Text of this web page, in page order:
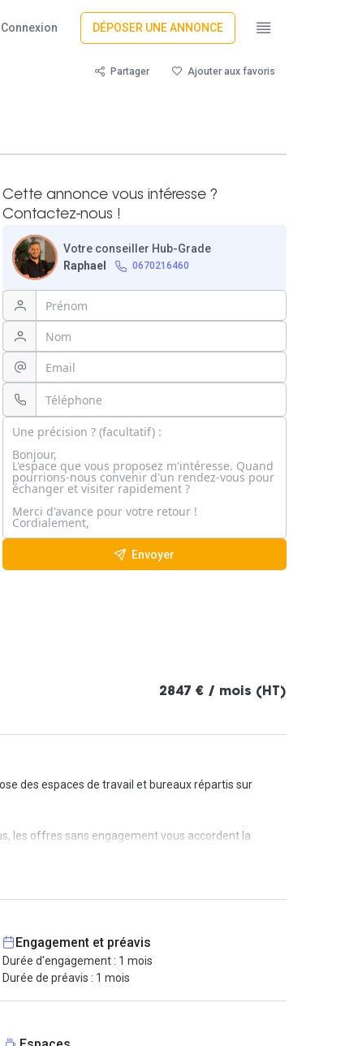
Connexion DÉPOSER UNE ANNONCE
Partager Ajouter aux favoris
Cette annonce vous intéresse ?
Contactez-nous !
Votre conseiller Hub-Grade
Raphael
0670216460
Envoyer
2847 € / mois (HT)
des espaces de travail et bureaux répartis sur
les offres sans engagement vous accordent la
Engagement et préavis
Durée d'engagement : 1 mois
Durée de préavis : 1 mois